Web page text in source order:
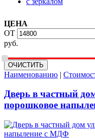
ЦЕНА
ОТ
руб.
Наименованию |
Дверь в частный
порошковое